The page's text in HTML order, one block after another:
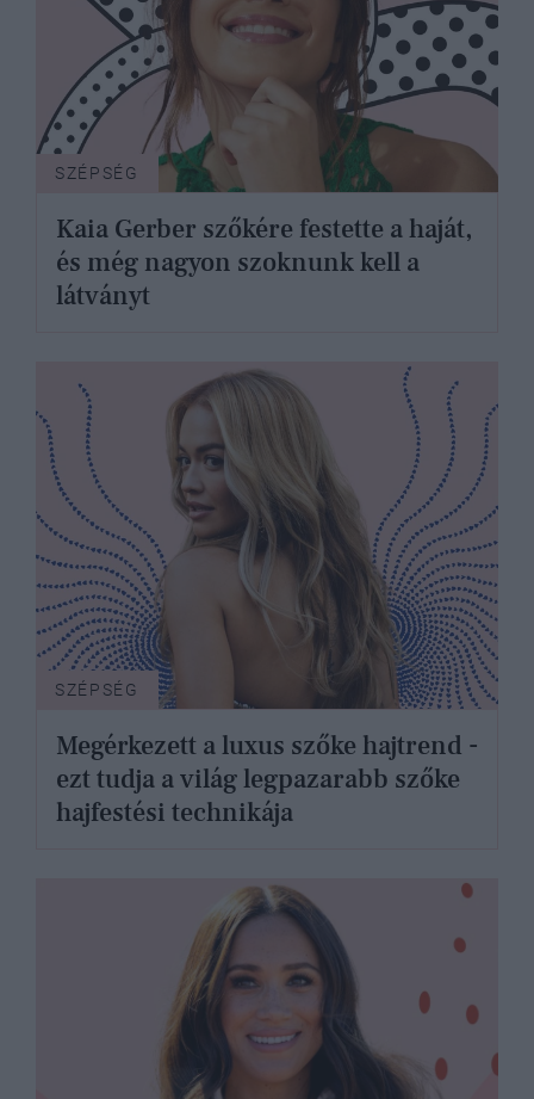
SZÉPSÉG
Kaia Gerber szőkére festette a haját,
és még nagyon szoknunk kell a
látványt
SZÉPSÉG
Megérkezett a luxus szőke hajtrend -
ezt tudja a világ legpazarabb szőke
hajfestési technikája